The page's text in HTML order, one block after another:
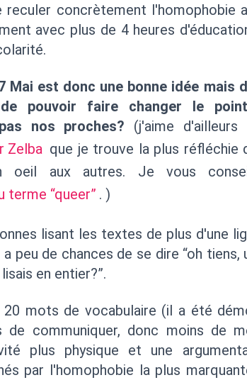
concrètement l'homophobie
avec plus de 4 heures
Mai est donc une bonne idée mais
pouvoir faire changer le
nos proches? (j'aime d'ailleurs
Zelba que je trouve la plus réfléchie
oeil aux autres. Je vous
terme “queer” . )
lisant les textes de plus d'une
peu de chances de se dire “oh tiens,
en entier?”.
mots de vocabulaire (il a été
de communiquer, donc moins de
plus physique et une
par l'homophobie la plus